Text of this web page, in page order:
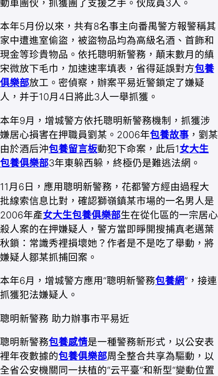
動車團伙，抓獲團了支援之手。伙成員3人。
本年5月份以來，共有8名事主向番禺警方報警稱其
家中遭進室偷盜，被盜物品均為高級名酒、首飾和
現金等珍貴物品。依托聰明新警務，顛末數月的縝
宋微放下毛巾，加速速率填表，省得延誤對方包養
俱樂部放工。密偵察，辦案平易近警鎖定了嫌疑
人，并于10月4日將此3人一舉抓獲。
本年9月，增城警方依托聰明新警務機制，抓獲涉
嫌居心損害在押職員劉某。2006年包養故事 ，劉某
由於酒后沖包養留言板動犯下命案，此后1女大生
包養俱樂部3年東躲西躲，終極仍是難逃法網。
11月6日，應用聰明新警務，花都警方經由過程大
批線索信息比對，確認獅嶺鎮某市場的一名男人是
2006年產女大生包養俱樂部生在從化區的一宗居心
殺人案的在押嫌疑人，警方當即睜開搜捕真老邁葉
秋鎖：常識秀裡損壞她？作者是不是吃了舉動，將
嫌疑人鄒某抓捕回案。
本年6月，增城警方應用“聰明新警務包養網”，接連
抓獲犯法嫌疑人。
聰明新警務 助力辦事市平易近
聰明新警務包養感情是一種警務新形式，以公安表
裡年夜數據的包養俱樂部周全整合共享為驅動，以
全省公安機關同一扶植的“云平臺”和新型“變動位置